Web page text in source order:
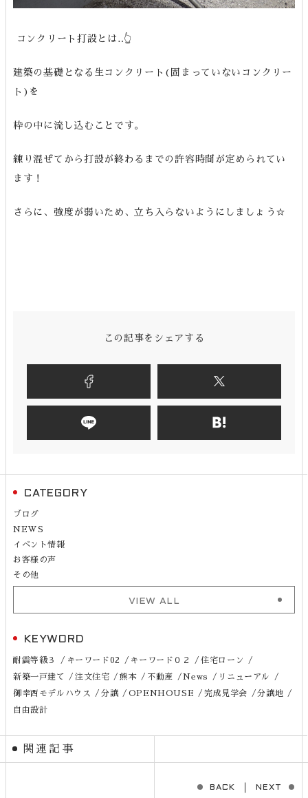
コンクリート打設とは‥👆
建築の基礎となる生コンクリート(固まっていないコンクリー
ト)を
枠の中に流し込むことです。
練り混ぜてから打設が終わるまでの許容時間が定められてい
ます！
さらに、強度が弱いため、立ち入らないようにしましょう☆
この記事をシェアする
CATEGORY
ブログ
NEWS
イベント情報
お客様の声
その他
VIEW ALL
KEYWORD
耐震等級３ キーワード02 キーワード０２
住宅ローン
新築一戸建て
注文住宅 熊本 不動産 News
リニューアル
御幸西モデルハウス
分譲 OPENHOUSE 完成見学会
分譲地
自由設計
関連記事
BACK NEXT